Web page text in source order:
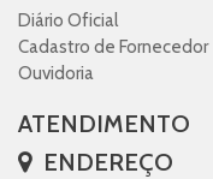
Diário Oficial
Cadastro de Fornecedor
Ouvidoria
ATENDIMENTO
ENDEREÇO